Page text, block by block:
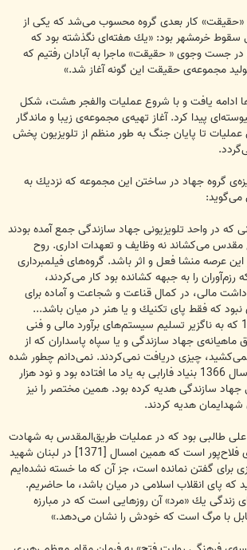
كار بعدی گروه محسوب می‌شد كه یكی از
خرمشهر بود: «یك هفته‌ای نگذشته بود كه
جست وجوی « حقیقت» ماجرا به آبادان رفتیم كه
مجموعه‌ی حقیقت این گونه آغاز شد.»
ادامه یافت و با شروع عملیات والفجر هشت، شكل
پیدا كرد. آغاز تهیه‌ی مجموعه‌ی زیبا و ماندگار
عملیات تا پایان جنگ به طور منظم از تلویزیون پخش
گروه جهاد در ساختن این مجموعه كه نزدیك به
می‌گوید:
كه در واحد تلویزیونی جهاد سازندگی جمع آمده بودند
مقدس می‌كشاند نه وظایف و تعهدات اداری. روح
عرصه منشا فعل و اثر باشد. گروه‌های فیلمبرداری
رزم‌آوران را به جبهه كشانده بود كار می‌كردند،
مالی، در كمال قناعت و شجاعت و آماده برای
كه فقط پای تكنیك و یا هنر در میان باشد...
بچه‌های ما تا سال 1367 كه به ناگزیر تسلیم سیستم‌های برآورد مالی و فنی
جهاد سازندگی و یا سپاه پاسداران كه از
چیزی دریافت نمی‌كردند. نمی‌دانم چطور شده
بود كه این اواخر، یعنی سال 1366 بنیاد فارابی به یاد ما افتاده بود و نود هزار
جهاد سازندگی هدیه كرده بود. همین مختصر را نیز
شهدایمان هدیه كردند.
طالبی بود كه در عملیات طریق‌المقدس به شهادت
رسیده و آخرینشان مهدی فلاح‌پور است كه همین امسال [1371] در لبنان شهید
برای گفتن نمانده است، جز آن كه ما خسته نشده‌ایم
كه پای انقلاب اسلامی در میان باشد، ما حاضریم.
زندگی یك «مرد» آن روزهایی است كه در مبارزه
با مرگ است كه خودش را نشان می‌دهد.»